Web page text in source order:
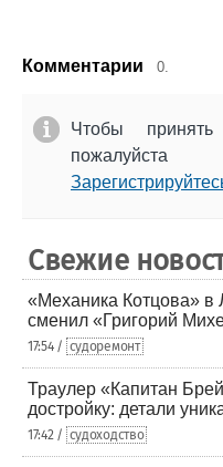
Комментарии 0.
Чтобы
Свежие
«Механика Котцова» в
сменил «Григорий
17:54 / судоремонт
Траулер «Капитан
достройку: детали
17:42 / судоходство